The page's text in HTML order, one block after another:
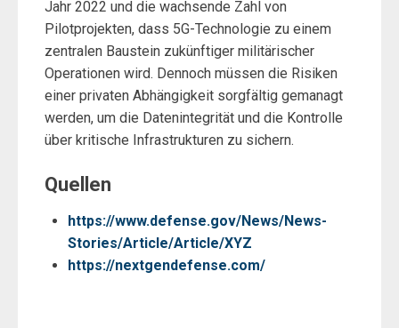
Jahr 2022 und die wachsende Zahl von
Pilotprojekten, dass 5G-Technologie zu einem
zentralen Baustein zukünftiger militärischer
Operationen wird. Dennoch müssen die Risiken
einer privaten Abhängigkeit sorgfältig gemanagt
werden, um die Datenintegrität und die Kontrolle
über kritische Infrastrukturen zu sichern.
Quellen
https://www.defense.gov/News/News-
Stories/Article/Article/XYZ
https://nextgendefense.com/